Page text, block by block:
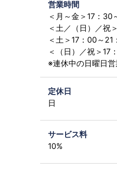
営業時間
＜月～金＞17：30
＜土／（日）／祝
＜土＞17：00～21
＜（日）／祝＞17
※連休中の日曜日
定休日
日
サービス料
10%